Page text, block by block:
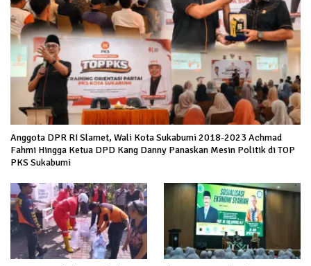
Anggota DPR RI Slamet, Wali Kota Sukabumi 2018-2023 Achmad
Fahmi Hingga Ketua DPD Kang Danny Panaskan Mesin Politik di TOP
PKS Sukabumi